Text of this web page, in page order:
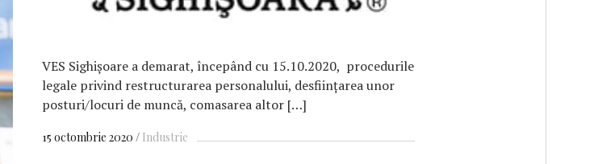
VES Sighişoare a demarat, începând cu 15.10.2020, procedurile
legale privind restructurarea personalului, desființarea unor
posturi/locuri de muncă, comasarea altor […]
15 octombrie 2020 Industrie